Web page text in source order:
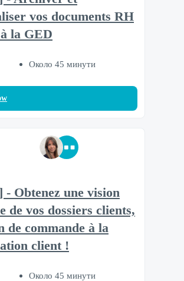
vos documents RH
la GED
Около 45 минути
- Obtenez une vision
de vos dossiers clients,
de commande à la
client !
Около 45 минути